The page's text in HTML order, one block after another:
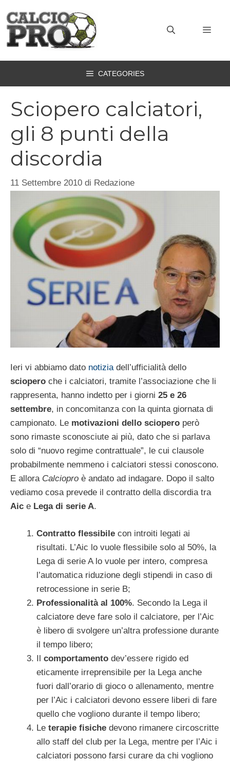
contenuto
CATEGORIES
Sciopero calciatori,
gli 8 punti della
discordia
11 Settembre 2010 di Redazione
Ieri vi abbiamo dato notiziadell’ufficialità dello
sciopero che i calciatori, tramite l’associazione che li
rappresenta, hanno indetto per i giorni 25 e 26
settembre, in concomitanza con la quinta giornata di
campionato. Le motivazioni dello sciopero però
sono rimaste sconosciute ai più, dato che si parlava
solo di “nuovo regime contrattuale”, le cui clausole
probabilmente nemmeno i calciatori stessi conoscono.
E allora Calciopro è andato ad indagare. Dopo il salto
vediamo cosa prevede il contratto della discordia tra
Aic e Lega di serie A.
Contratto flessibile con introiti legati ai
risultati. L’Aic lo vuole flessibile solo al 50%, la
Lega di serie A lo vuole per intero, compresa
l’automatica riduzione degli stipendi in caso di
retrocessione in serie B;
Professionalità al 100%. Secondo la Lega il
calciatore deve fare solo il calciatore, per l’Aic
è libero di svolgere un’altra professione durante
il tempo libero;
Il comportamento dev’essere rigido ed
eticamente irreprensibile per la Lega anche
fuori dall’orario di gioco o allenamento, mentre
per l’Aic i calciatori devono essere liberi di fare
quello che vogliono durante il tempo libero;
Le terapie fisiche devono rimanere circoscritte
allo staff del club per la Lega, mentre per l’Aic i
calciatori possono farsi curare da chi vogliono